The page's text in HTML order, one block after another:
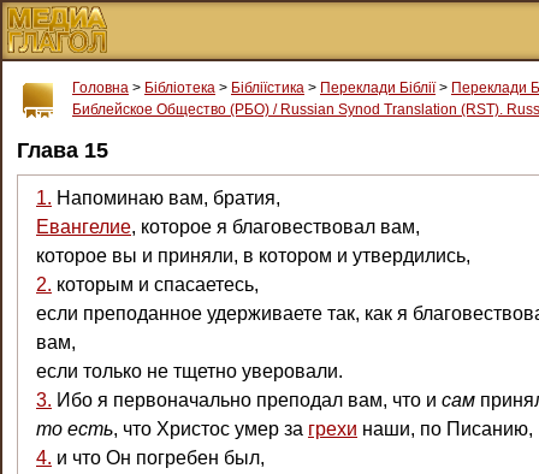
Головна > Бібліотека > Бібліїстика > Переклади Біблії> Переклади
Библейское Общество (РБО) / Russian Synod Translation (RST).
Глава 15
1. Напоминаю вам, братия,
Евангелие, которое я благовествовал вам,
которое вы и приняли, в котором и утвердились,
2. которым и спасаетесь,
если преподанное удерживаете так, как я
вам,
если только не тщетно уверовали.
3. Ибо я первоначально преподал вам, что и сам
то есть, что Христос умер за грехи наши, по Писанию,
4. и что Он погребен был,